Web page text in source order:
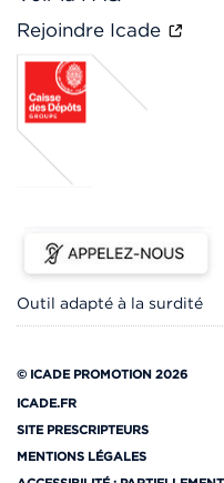
Rejoindre Icade
Outil adapté à la surdité
© ICADE PROMOTION 2026
ICADE.FR
SITE PRESCRIPTEURS
MENTIONS LÉGALES